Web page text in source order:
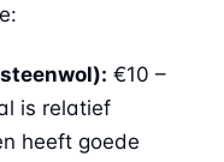
€10 –
is relatief
heeft goede